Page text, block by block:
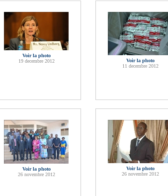
Voir la photo
19 decembre 2012
Voir la photo
11 decembre 2012
Voir la photo
26 novembre 2012
Voir la photo
26 novembre 2012